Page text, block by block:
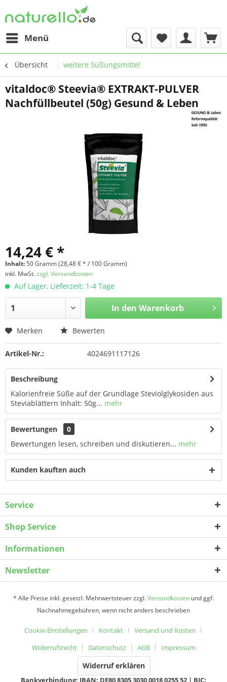
Menü
Übersicht weitere Süßungsmittel
vitaldoc® Steevia® EXTRAKT-PULVER
Nachfüllbeutel (50g) Gesund & Leben
14,24 € *
Inhalt:50 Gramm (28,48 € * / 100 Gramm)
inkl. MwSt.zzgl. Versandkosten
Auf Lager, Lieferzeit: 1-4 Tage
In den Warenkorb
Merken Bewerten
Artikel-Nr.: 4024691117126
Beschreibung
Kalorienfreie Süße auf der Grundlage Steviolglykosiden aus
Steviablättern Inhalt: 50g... mehr
Bewertungen
0
Bewertungen lesen, schreiben und diskutieren... mehr
Kunden kauften auch
Service
Shop Service
Informationen
Newsletter
* Alle Preise inkl. gesetzl. Mehrwertsteuer zzgl.Versandkosten und ggf.
Nachnahmegebühren, wenn nicht anders beschrieben
Cookie-Einstellungen Kontakt
Versand und Kosten
Widerrufsrecht
Datenschutz AGB Impressum
Widerruf erklären
Bankverbindung: IBAN: DE80 8305 3030 0018 0255 52 | BIC: